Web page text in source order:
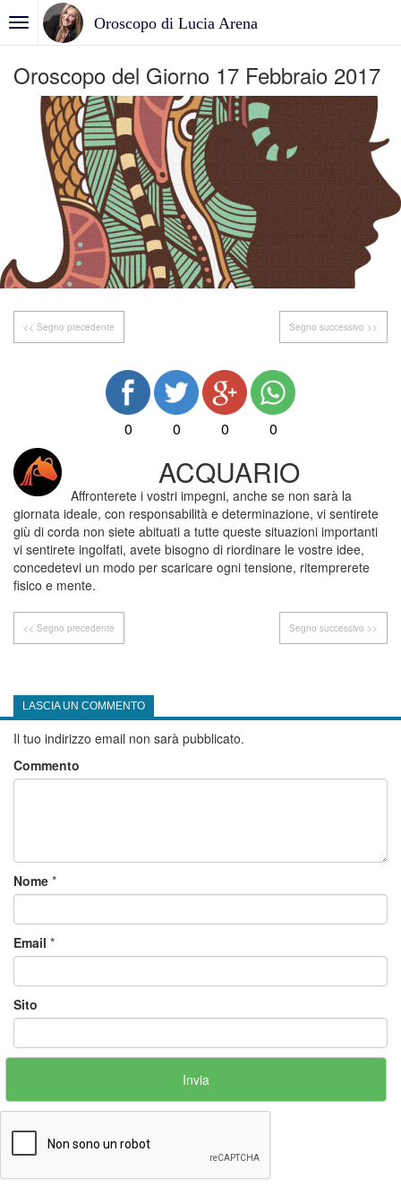
Oroscopo di Lucia Arena
Oroscopo del Giorno 17 Febbraio 2017
<< Segno precedente Segno successivo >>
0 0 0 0
ACQUARIO
Affronterete i vostri impegni, anche se non sarà la
giornata ideale, con responsabilità e determinazione, vi sentirete
giù di corda non siete abituati a tutte queste situazioni importanti
vi sentirete ingolfati, avete bisogno di riordinare le vostre idee,
concedetevi un modo per scaricare ogni tensione, ritemprerete
fisico e mente.
<< Segno precedente Segno successivo >>
LASCIA UN COMMENTO
Il tuo indirizzo email non sarà pubblicato.
Commento
Nome *
Email *
Sito